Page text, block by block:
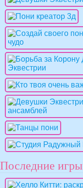
Последние игры